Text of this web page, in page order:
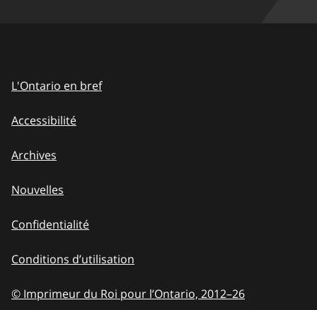
L'Ontario en bref
Accessibilité
Archives
Nouvelles
Confidentialité
Conditions d’utilisation
© Imprimeur du Roi pour l’Ontario, 2012–to
26